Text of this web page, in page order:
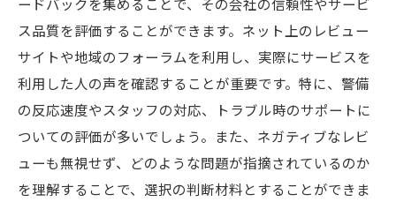
ス品質を評価することができます。ネット上のレビュー
サイトや地域のフォーラムを利用し、実際にサービスを
利用した人の声を確認することが重要です。特に、警備
の反応速度やスタッフの対応、トラブル時のサポートに
ついての評価が多いでしょう。また、ネガティブなレビ
ューも無視せず、どのような問題が指摘されているのか
を理解することで、選択の判断材料とすることができま